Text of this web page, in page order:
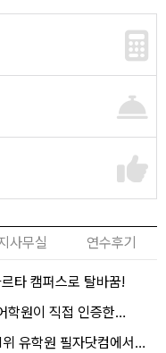
사무실 연수후기
타 캠퍼스로 탈바꿈!
학원이 직접 인증한…
유학원 필자닷컴에서…